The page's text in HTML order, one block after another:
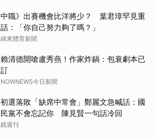
中職》出賽機會比洋將少？ 葉君璋罕見重
話：「你自己努力夠了嗎？」
緯來體育新聞
賴清德開嗆盧秀燕！作家炸鍋：包衰劇本已
訂
NOWNEWS今日新聞
初選落敗「缺席中常會」鄭麗文急喊話：國
民黨不會忘記你 陳見賢一句話冷回
鏡週刊